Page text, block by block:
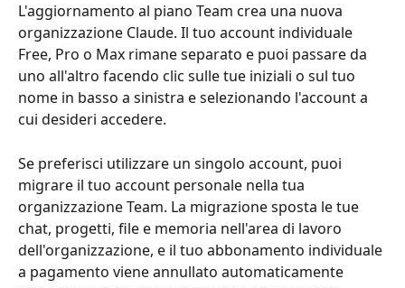
L'aggiornamento al piano Team crea una nuova
organizzazione Claude. Il tuo account individuale
Free, Pro o Max rimane separato e puoi passare da
uno all'altro facendo clic sulle tue iniziali o sul tuo
nome in basso a sinistra e selezionando l'account a
cui desideri accedere.
Se preferisci utilizzare un singolo account, puoi
migrare il tuo account personale nella tua
organizzazione Team. La migrazione sposta le tue
chat, progetti, file e memoria nell'area di lavoro
dell'organizzazione, e il tuo abbonamento individuale
a pagamento viene annullato automaticamente